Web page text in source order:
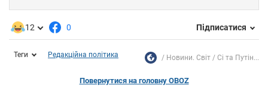
12 0 Підписатися
Теги Редакційна політика Новини. Світ Сі та Путін...
Повернутися на головну OBOZ